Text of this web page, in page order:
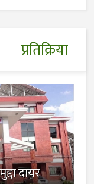
प्रतिक्रिया
दायर